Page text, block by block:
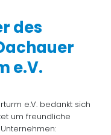
des
e.V.
e.V. bedankt sich
um freundliche